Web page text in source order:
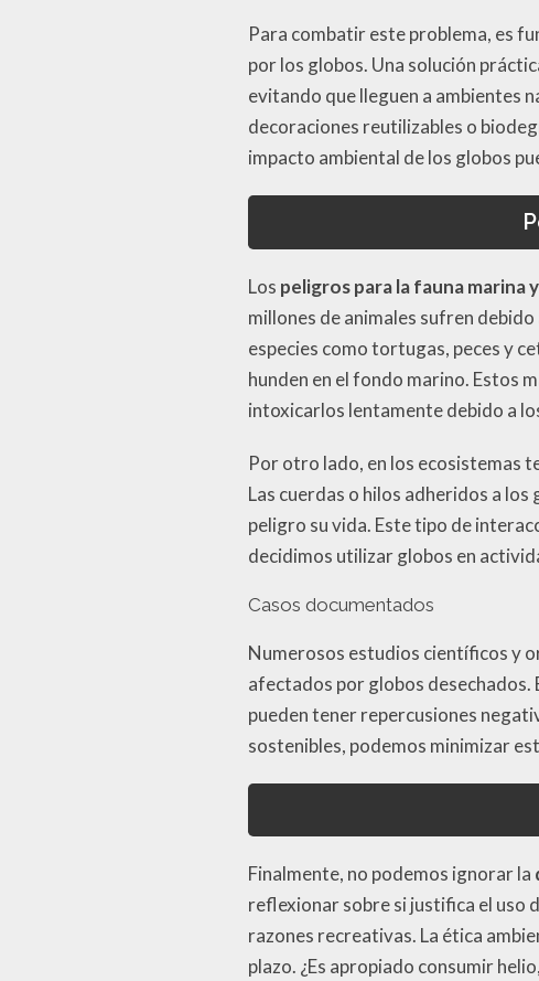
Para combatir este problema, es
por los globos. Una solución
evitando que lleguen a ambientes
decoraciones reutilizables o
impacto ambiental de los globos
Los peligros para la fauna marina
millones de animales sufren
especies como tortugas, peces y
hunden en el fondo marino. Estos
intoxicarlos lentamente debido a
Por otro lado, en los ecosistemas
Las cuerdas o hilos adheridos a
peligro su vida. Este tipo de
decidimos utilizar globos en
Casos documentados
Numerosos estudios científicos y
afectados por globos
pueden tener repercusiones
sostenibles, podemos minimizar
Finalmente, no podemos ignorar la
reflexionar sobre si justifica el uso
razones recreativas. La ética
plazo. ¿Es apropiado consumir